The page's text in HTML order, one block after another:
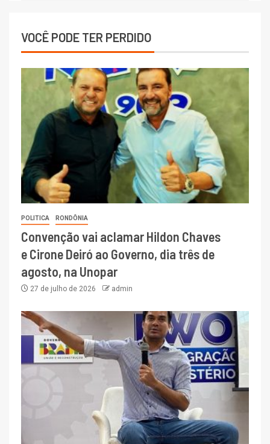
VOCÊ PODE TER PERDIDO
POLITICA RONDÔNIA
Convenção vai aclamar Hildon Chaves
e Cirone Deiró ao Governo, dia três de
agosto, na Unopar
27 de julho de 2026 admin